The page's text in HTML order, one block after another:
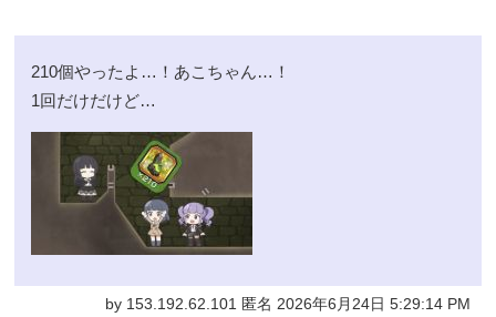
210個やったよ…！あこちゃん…！
1回だけだけど…
by 153.192.62.101 匿名 2026年6月24日 5:29:14 PM